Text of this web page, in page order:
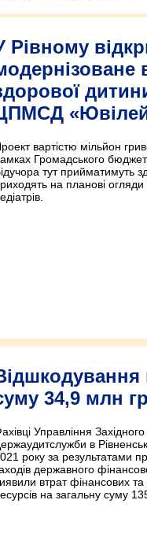
Рівному
вартістю мільйон
Громадського
тут прийматимуть
на планові
34,9 млн
Управління
в
року за результатами
державного
втрат фінансових
на загальну суму